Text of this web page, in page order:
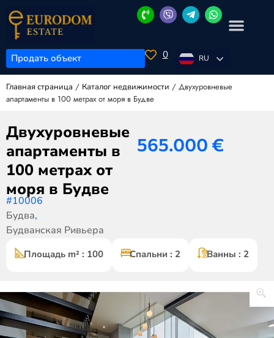
Продать объект 0 RU
Главная страница / Каталог недвижимости / Двухуровневые
апартаменты в 100 метрах от моря в Будве
Двухуровневые
апартаменты в
100 метрах от
моря в Будве
#10006
Будва,
Будванская Ривьера
565.000 €
Площадь m² : 100 Спальни : 2 Ванны : 2